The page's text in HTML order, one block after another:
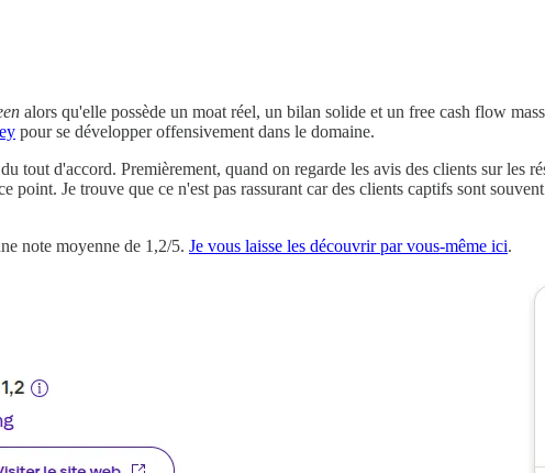
alors qu'elle possède un moat réel, un bilan solide et un free cash flow
pour se développer offensivement dans le domaine.
tout d'accord. Premièrement, quand on regarde les avis des clients sur les
point. Je trouve que ce n'est pas rassurant car des clients captifs sont
note moyenne de 1,2/5. Je vous laisse les découvrir par vous-même ici.